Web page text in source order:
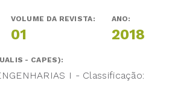
VOLUME DA REVISTA:
01
ANO:
2018
- CAPES):
I - Classificação: